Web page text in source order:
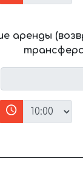
аренды